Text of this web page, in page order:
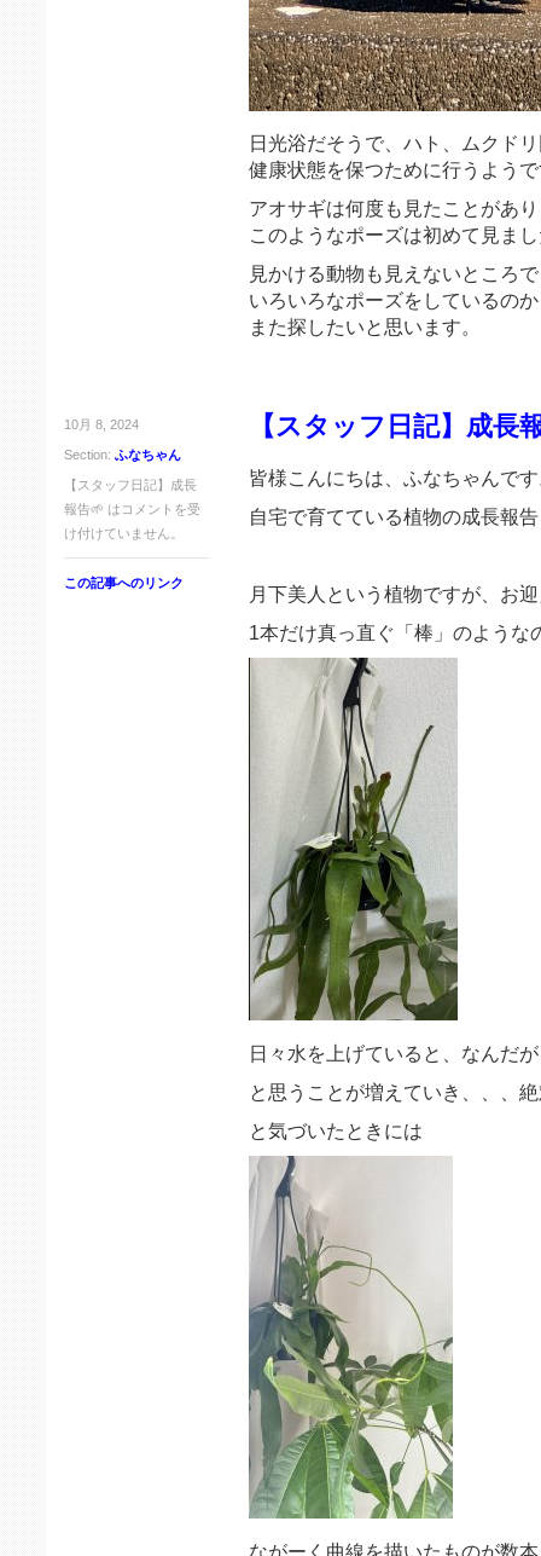
日光浴だそうで、ハト、ムクド
健康状態を保つために行うよう
アオサギは何度も見たことがあ
このようなポーズは初めて見ま
見かける動物も見えないところで
いろいろなポーズをしているの
また探したいと思います。
10月 8, 2024
Section: ふなちゃん
【スタッフ日記】成長
報告🌱 は コメントを受
け付けていません。
この記事へのリンク
【スタッフ日記】成長
皆様こんにちは、ふなちゃんで
自宅で育てている植物の成長報
月下美人という植物ですが、お
1本だけ真っ直ぐ「棒」のような
日々水を上げていると、なんだ
と思うことが増えていき、、、
と気づいたときには
ながーく曲線を描いたものが数